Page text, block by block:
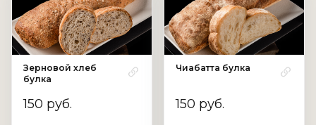
Зерновой хлеб
булка
150 руб.
Чиабатта булка
150 руб.